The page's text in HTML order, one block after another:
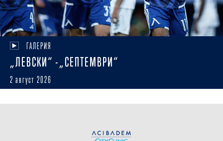
ГАЛЕРИЯ
„ЛЕВСКИ“ -„СЕПТЕМВРИ“
2 август 2026